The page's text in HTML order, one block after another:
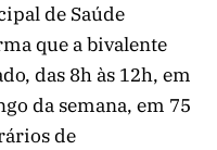
de Saúde
que a bivalente
das 8h às 12h, em
da semana, em 75
de